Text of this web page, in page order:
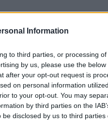
Information
to third parties, or processing
by us, please use the
after your opt-out request is
on personal information
to your opt-out. You may
by third parties on the
disclosed by us to third parties